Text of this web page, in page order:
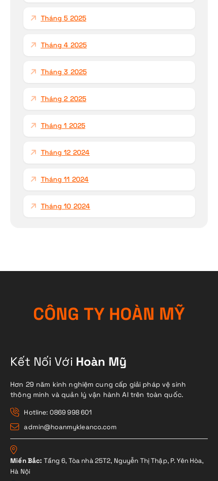
Tháng 5 2025
Tháng 4 2025
Tháng 3 2025
Tháng 2 2025
Tháng 1 2025
Tháng 12 2024
Tháng 11 2024
Tháng 10 2024
CÔNG TY HOÀN MỸ
Kết Nối Với Hoàn Mỹ
Hơn 29 năm kinh nghiệm cung cấp giải pháp vệ sinh
thông minh và quản lý vận hành AI trên toàn quốc.
Hotline: 0869 998 601
admin@hoanmykleanco.com
Miền Bắc: Tầng 6, Tòa nhà 25T2, Nguyễn Thị Thập, P. Yên Hòa,
Hà Nội